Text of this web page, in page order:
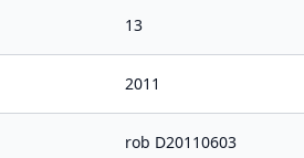
13
2011
rob D20110603